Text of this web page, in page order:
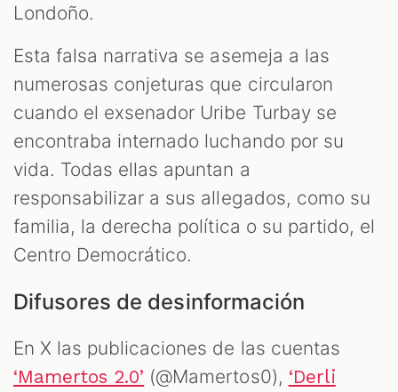
Londoño.
Esta falsa narrativa se asemeja a las
numerosas conjeturas que circularon
cuando el exsenador Uribe Turbay se
encontraba internado luchando por su
vida. Todas ellas apuntan a
responsabilizar a sus allegados, como su
familia, la derecha política o su partido, el
Centro Democrático.
Difusores de desinformación
En X las publicaciones de las cuentas
‘Mamertos 2.0’ (@Mamertos0), ‘Derli